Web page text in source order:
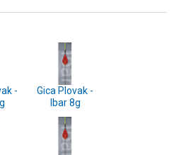
-
Gica Plovak -
Ibar 8g